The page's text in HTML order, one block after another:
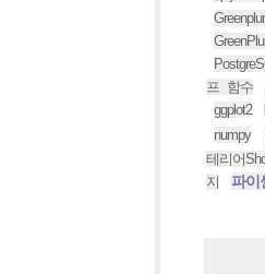
프 함수
ggplot2
numpy
테리어
지
파이